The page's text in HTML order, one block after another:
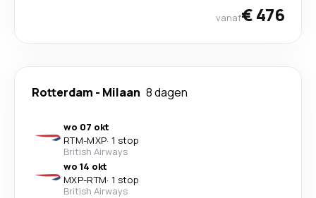
vanaf€ 476
Rotterdam - Milaan 8 dagen
wo 07 okt
RTM-MXP· 1 stop
British Airways
wo 14 okt
MXP-RTM· 1 stop
British Airways